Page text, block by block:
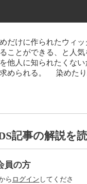
だけに作られたウィッ
ことができる、と人
他人に知られたくな
められる。 染めた
記事の解説を
員の方
ら ログイン してくださ